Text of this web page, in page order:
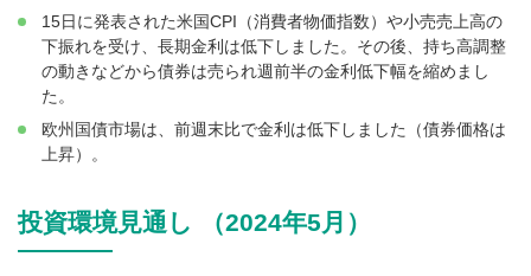
15日に発表された米国CPI（消費者物価指数）や小売売上高の
下振れを受け、長期金利は低下しました。その後、持ち高調整
の動きなどから債券は売られ週前半の金利低下幅を縮めまし
た。
欧州国債市場は、前週末比で金利は低下しました（債券価格は
上昇）。
投資環境見通し （2024年5月）